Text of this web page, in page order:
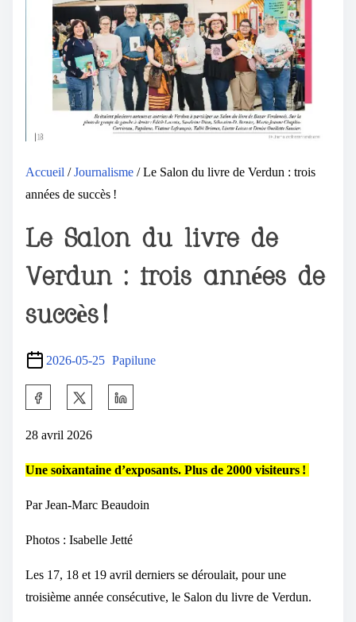
Accueil /Journalisme / Le Salon du livre de Verdun : trois
années de succès !
Le Salon du livre de
Verdun : trois années de
succès !
2026-05-25 Papilune
28 avril 2026
Une soixantaine d’exposants. Plus de 2000 visiteurs !
Par Jean-Marc Beaudoin
Photos : Isabelle Jetté
Les 17, 18 et 19 avril derniers se déroulait, pour une
troisième année consécutive, le Salon du livre de Verdun.